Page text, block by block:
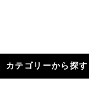
カテゴリーから探す